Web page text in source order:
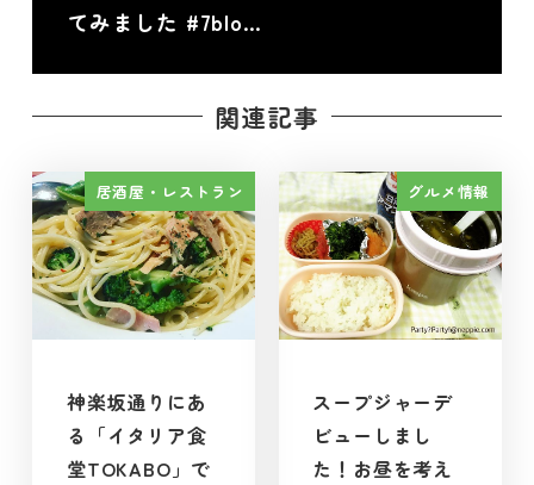
てみました #7blo…
関連記事
居酒屋・レストラン
神楽坂通りにあ
る「イタリア食
堂TOKABO」で
グルメ情報
スープジャーデ
ビューしまし
た！お昼を考え